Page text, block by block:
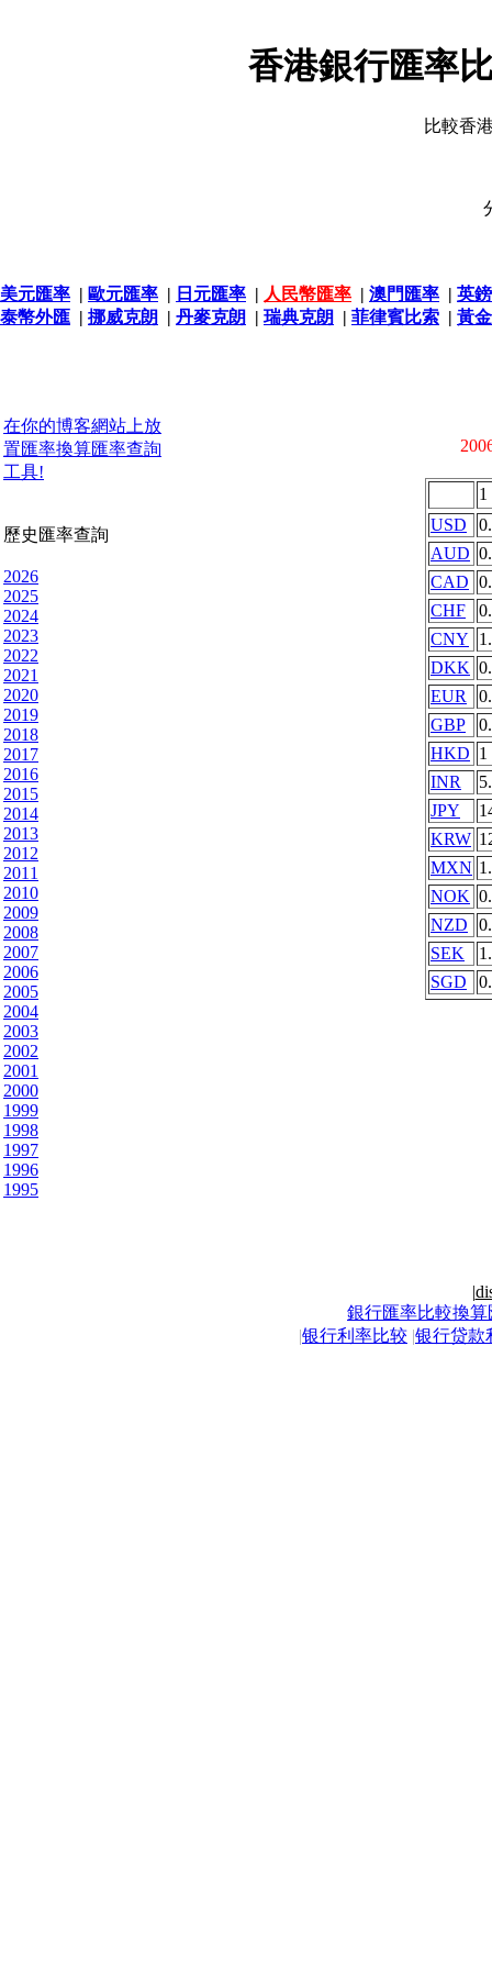
香港銀行匯率
比較香
美元匯率 | 歐元匯率 | 日元匯率 | 人民幣匯率 | 澳門匯率 | 英
泰幣外匯 | 挪威克朗 | 丹麥克朗 | 瑞典克朗 | 菲律賓比索 | 黃
在你的博客網站上放
置匯率換算匯率查詢
工具!
歷史匯率查詢
2026
2025
2024
2023
2022
2021
2020
2019
2018
2017
2016
2015
2014
2013
2012
2011
2010
2009
2008
2007
2006
2005
2004
2003
2002
2001
2000
1999
1998
1997
1996
1995
1
USD
AUD
CAD
CHF
CNY
DKK
EUR
GBP
HKD 1
INR
JPY
KRW
MXN
NOK
NZD
SEK
SGD
|
銀行匯率比較換算
|银行利率比较 |银行贷款